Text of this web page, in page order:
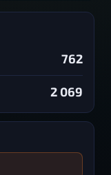
762
2 069